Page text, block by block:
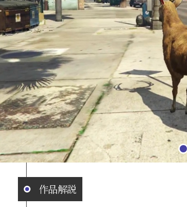
作品解説